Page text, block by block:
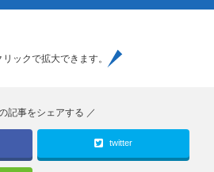
ックで拡大できます。
twitter